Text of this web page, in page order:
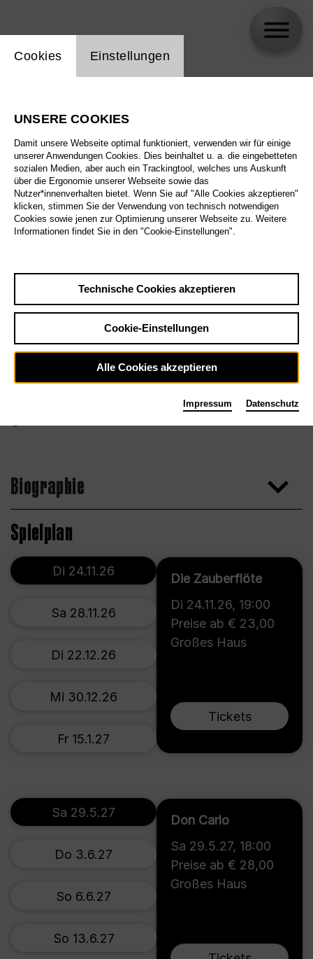
Biographie
Spielplan
Die Zauberflöte
Di 24.11.26, 19:00
Preise ab € 23,00
Großes Haus
Tickets
Di 24.11.26
Sa 28.11.26
Di 22.12.26
Mi 30.12.26
Fr 15.1.27
Don Carlo
Sa 29.5.27, 18:00
Preise ab € 28,00
Großes Haus
Sa 29.5.27
Do 3.6.27
So 6.6.27
So 13.6.27
Einstellung Website Cookie
Cookies Einstellungen
UNSERE COOKIES
Damit unsere Webseite optimal funktioniert, verwenden wir für einige
unserer Anwendungen Cookies. Dies beinhaltet u. a. die eingebetteten
sozialen Medien, aber auch ein Trackingtool, welches uns Auskunft
über die Ergonomie unserer Webseite sowie das
Nutzer*innenverhalten bietet. Wenn Sie auf "Alle Cookies akzeptieren"
klicken, stimmen Sie der Verwendung von technisch notwendigen
Cookies sowie jenen zur Optimierung unserer Webseite zu. Weitere
Informationen findet Sie in den "Cookie-Einstellungen".
Technische Cookies akzeptieren
Cookie-Einstellungen
Alle Cookies akzeptieren
Impressum Datenschutz